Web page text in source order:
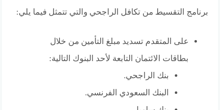
برنامج التقسيط من تكافل الراجحي والتي تتمثل فيما يلي:
على المتقدم تسديد مبلغ التأمين من خلال
بطاقات الائتمان التابعة لأحد البنوك التالية:
بنك الراجحي.
البنك السعودي الفرنسي.